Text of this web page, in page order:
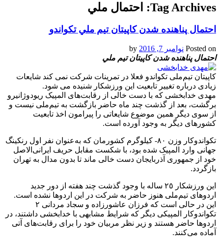
Tag Archives: احتمال ملي
احتمال پناهنده شدن كاپيتان تيم ملي تکواندو
Posted on نوامبر 7, 2016
احتمال پناهنده شدن كاپيتان تيم ملي
کاپیتان تیم‌ملی تکواندو فعلا در تمرینات شرکت نمی کند شایعات
زیادی درباره تغییر تابعیت این ورزشکار شنیده می شود.
مهدی خدابخشی که با دست خالی از رقابت‌های المپیک ریودوژانیرو
برگشت، بعد از گذشت چند ماه حاضر بازگشت به تیم‌ملی نیست و
از سوی دیگر همین موضوع شایعاتی را پیرامون اخذ تابعیت
کشورهای دیگر به وجود آورده است.
تکواندوکار وزن ٨٠- کیلوگرم کشورمان که به‌عنوان نفر اول رنکینگ
جهانی وارد المپیک شده بود، با شکست مقابل حریف ایرانی‌الاصل
خود از جمهوری آذربایجان دست خالی ماند تا بدون مدال به تهران
بازگردد.
این ورزشکار ٢٥ ساله با وجود گذشت چند هفته از دور جدید
اردوهای تیم‌ملی هنوز حاضر به شرکت در این اردوها نشده است.
این در حالی است که فرزان عاشورزاده و سجاد مردانی ٢
تکواندوکار المپیکی دیگر که شرایط مشابهی با خدابخشی داشتند، در
اردوها حاضر هستند و زیر نظر مربیان خود را برای رقابت‌های آتی
آماده می‌کنند.